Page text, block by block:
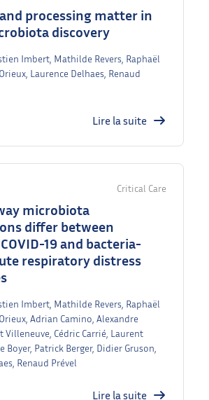
processing matter in
discovery
Imbert, Mathilde Revers, Raphaël
Laurence Delhaes, Renaud
Lire la suite
Critical Care
microbiota
differ between
19 and bacteria-
respiratory distress
Imbert, Mathilde Revers, Raphaël
Adrian Camino, Alexandre
Villeneuve, Cédric Carrié, Laurent
Boyer, Patrick Berger, Didier Gruson,
Renaud Prével
Lire la suite